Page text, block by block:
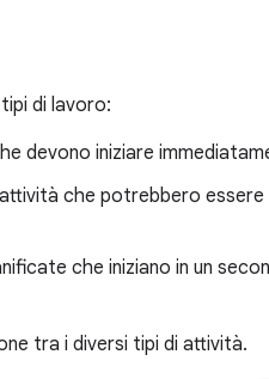
di lavoro:
devono iniziare
che potrebbero essere
che iniziano in un
tra i diversi tipi di attività.